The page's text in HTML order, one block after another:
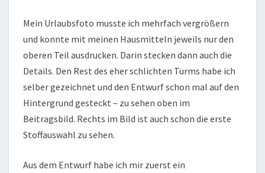
Mein Urlaubsfoto musste ich mehrfach vergrößern
und konnte mit meinen Hausmitteln jeweils nur den
oberen Teil ausdrucken. Darin stecken dann auch die
Details. Den Rest des eher schlichten Turms habe ich
selber gezeichnet und den Entwurf schon mal auf den
Hintergrund gesteckt – zu sehen oben im
Beitragsbild. Rechts im Bild ist auch schon die erste
Stoffauswahl zu sehen.
Aus dem Entwurf habe ich mir zuerst ein